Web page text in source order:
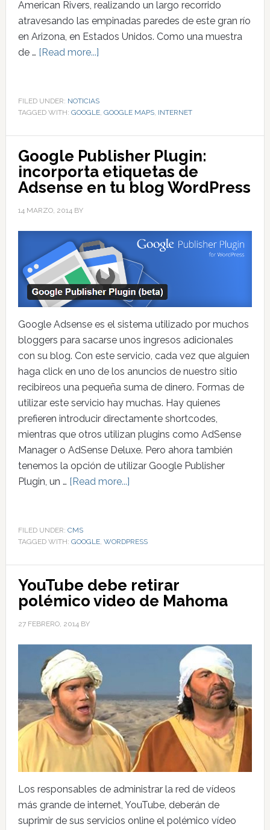
American Rivers, realizando un largo recorrido
atravesando las empinadas paredes de este gran río
en Arizona, en Estados Unidos. Como una muestra
de … [Read more...]
FILED UNDER: NOTICIAS
TAGGED WITH: GOOGLE, GOOGLE MAPS, INTERNET
Google Publisher Plugin:
incorporta etiquetas de
Adsense en tu blog WordPress
14 MARZO, 2014BY
Google Adsense es el sistema utilizado por muchos
bloggers para sacarse unos ingresos adicionales
con su blog. Con este servicio, cada vez que alguien
haga click en uno de los anuncios de nuestro sitio
recibireos una pequeña suma de dinero. Formas de
utilizar este servicio hay muchas. Hay quienes
prefieren introducir directamente shortcodes,
mientras que otros utilizan plugins como AdSense
Manager o AdSense Deluxe. Pero ahora también
tenemos la opción de utilizar Google Publisher
Plugin, un … [Read more...]
FILED UNDER: CMS
TAGGED WITH: GOOGLE, WORDPRESS
YouTube debe retirar
polémico video de Mahoma
27 FEBRERO, 2014BY
Los responsables de administrar la red de vídeos
más grande de internet, YouTube, deberán de
suprimir de sus servicios online el polémico vídeo